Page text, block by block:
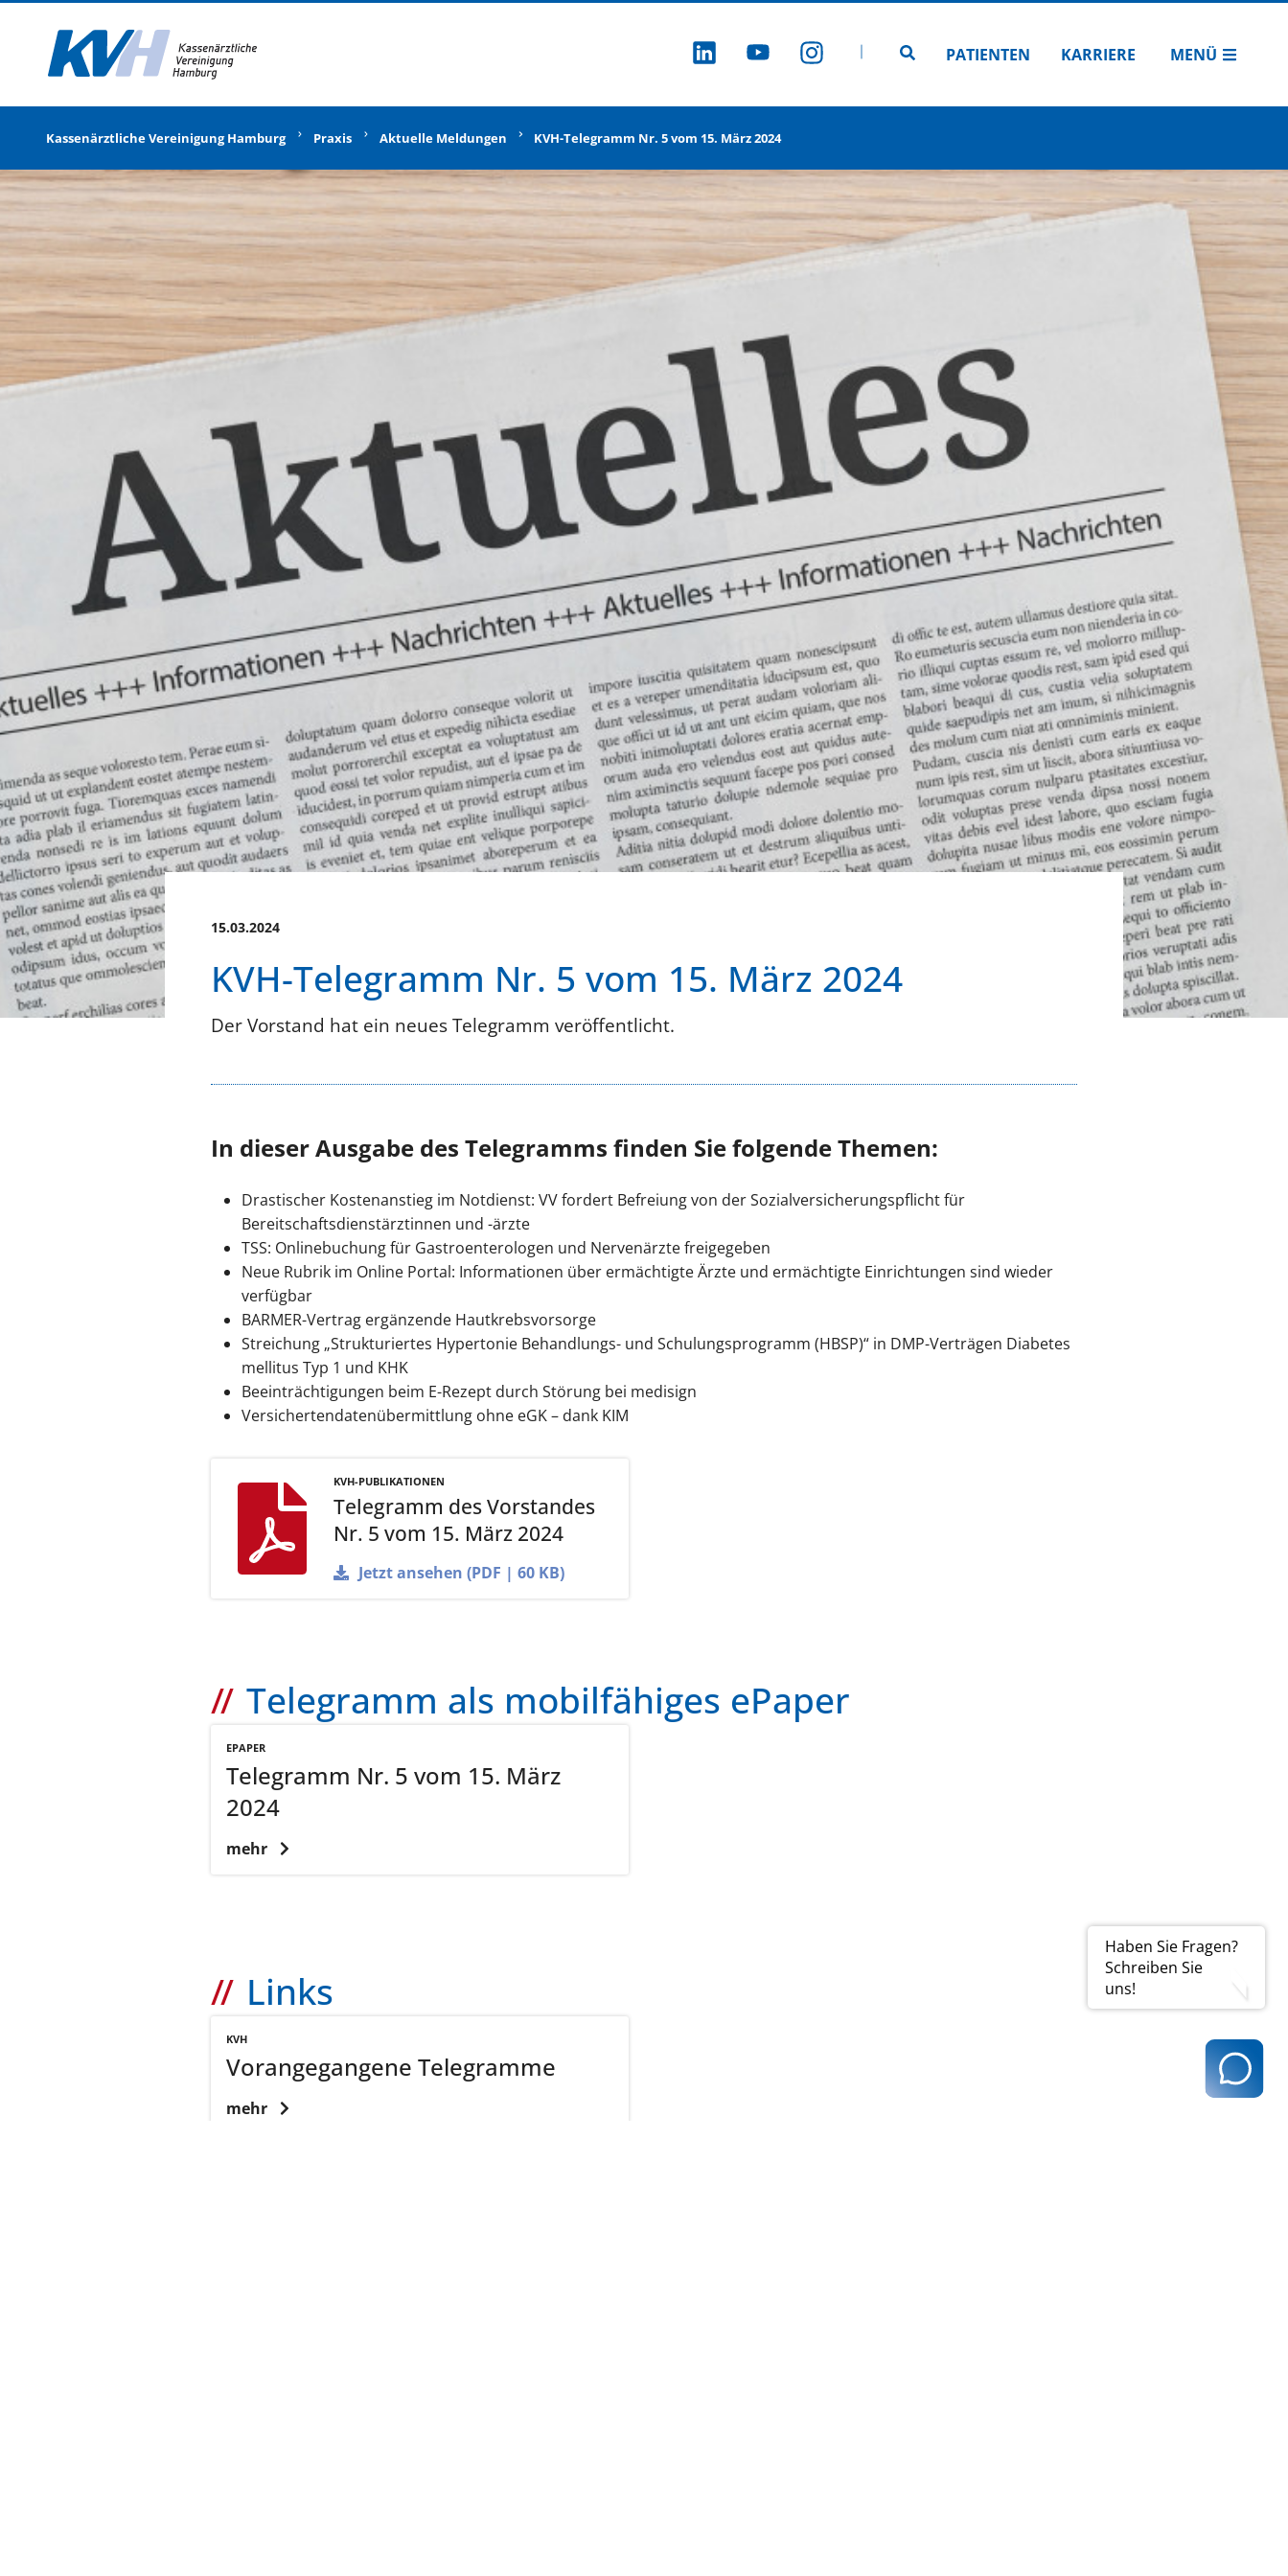
ZU LINKEDIN
ZU YOUTUBE
ZU INSTAGRAM
Zur Seitensuche
PATIENTEN KARRIERE MENÜ
Haben Sie Fragen?
Schreiben Sie
uns!
Kassenärztliche Vereinigung Hamburg Praxis Aktuelle Meldungen KVH-Telegramm Nr. 5 vom 15. März 2024
15.03.2024
KVH-Telegramm Nr. 5 vom 15. März 2024
Der Vorstand hat ein neues Telegramm veröffentlicht.
In dieser Ausgabe des Telegramms finden Sie folgende Themen:
Drastischer Kostenanstieg im Notdienst: VV fordert Befreiung von der Sozialversicherungspflicht für
Bereitschaftsdienstärztinnen und -ärzte
TSS: Onlinebuchung für Gastroenterologen und Nervenärzte freigegeben
Neue Rubrik im Online Portal: Informationen über ermächtigte Ärzte und ermächtigte Einrichtungen sind wieder
verfügbar
BARMER-Vertrag ergänzende Hautkrebsvorsorge
Streichung „Strukturiertes Hypertonie Behandlungs- und Schulungsprogramm (HBSP)“ in DMP-Verträgen Diabetes
mellitus Typ 1 und KHK
Beeinträchtigungen beim E-Rezept durch Störung bei medisign
Versichertendatenübermittlung ohne eGK – dank KIM
KVH-PUBLIKATIONEN
Telegramm des Vorstandes
Nr. 5 vom 15. März 2024
Jetzt ansehen (PDF | 60 KB)
Telegramm als mobilfähiges ePaper
EPAPER
Telegramm Nr. 5 vom 15. März
2024
mehr
Links
KVH
Vorangegangene Telegramme
mehr